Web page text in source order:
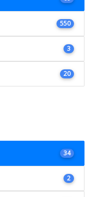
550
3
20
34
2